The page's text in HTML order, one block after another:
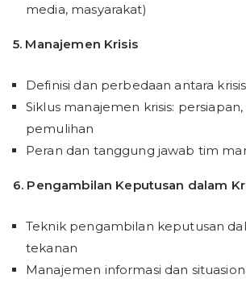
media, masyarakat)
5. Manajemen Krisis
Definisi dan perbedaan antara
Siklus manajemen krisis:
pemulihan
Peran dan tanggung jawab tim
6. Pengambilan Keputusan dalam
Teknik pengambilan keputusan
tekanan
Manajemen informasi dan